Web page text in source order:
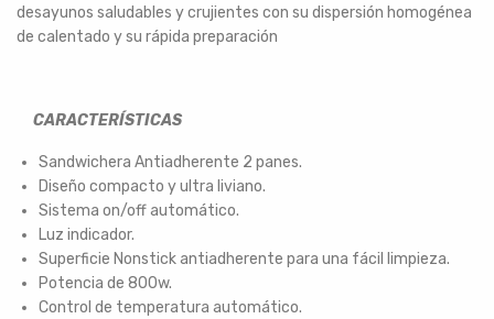
desayunos saludables y crujientes con su dispersión homogénea
de calentado y su rápida preparación
CARACTERÍSTICAS
Sandwichera Antiadherente 2 panes.
Diseño compacto y ultra liviano.
Sistema on/off automático.
Luz indicador.
Superficie Nonstick antiadherente para una fácil limpieza.
Potencia de 800w.
Control de temperatura automático.